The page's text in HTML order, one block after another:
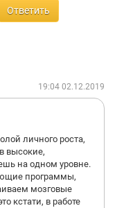
Ответить
19:04 02.12.2019
личного роста,
высокие,
на одном уровне.
программы,
мозговые
кстати, в работе